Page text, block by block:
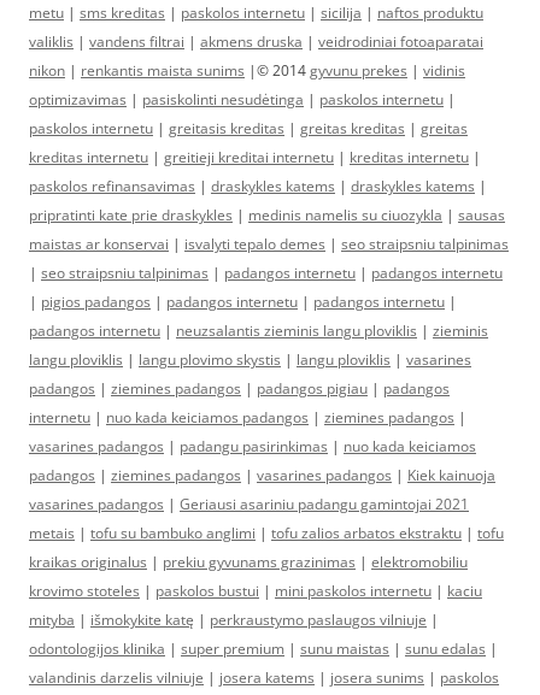
metu | sms kreditas | paskolos internetu | sicilija | naftos produktu
valiklis | vandens filtrai | akmens druska | veidrodiniai fotoaparatai
nikon | renkantis maista sunims |© 2014gyvunu prekes | vidinis
optimizavimas | pasiskolinti nesudėtinga | paskolos internetu |
paskolos internetu | greitasis kreditas | greitas kreditas | greitas
kreditas internetu | greitieji kreditai internetu | kreditas internetu |
paskolos refinansavimas | draskykles katems | draskykles katems |
pripratinti kate prie draskykles | medinis namelis su ciuozykla | sausas
maistas ar konservai | isvalyti tepalo demes | seo straipsniu talpinimas
| seo straipsniu talpinimas | padangos internetu | padangos internetu
| pigios padangos | padangos internetu | padangos internetu |
padangos internetu | neuzsalantis zieminis langu ploviklis | zieminis
langu ploviklis | langu plovimo skystis | langu ploviklis | vasarines
padangos | ziemines padangos | padangos pigiau | padangos
internetu | nuo kada keiciamos padangos | ziemines padangos |
vasarines padangos | padangu pasirinkimas | nuo kada keiciamos
padangos | ziemines padangos | vasarines padangos | Kiek kainuoja
vasarines padangos | Geriausi asariniu padangu gamintojai 2021
metais | tofu su bambuko anglimi | tofu zalios arbatos ekstraktu | tofu
kraikas originalus | prekiu gyvunams grazinimas | elektromobiliu
krovimo stoteles | paskolos bustui | mini paskolos internetu | kaciu
mityba | išmokykite katę | perkraustymo paslaugos vilniuje |
odontologijos klinika | super premium | sunu maistas | sunu edalas |
valandinis darzelis vilniuje | josera katems | josera sunims | paskolos